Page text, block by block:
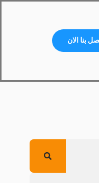
بنا الان